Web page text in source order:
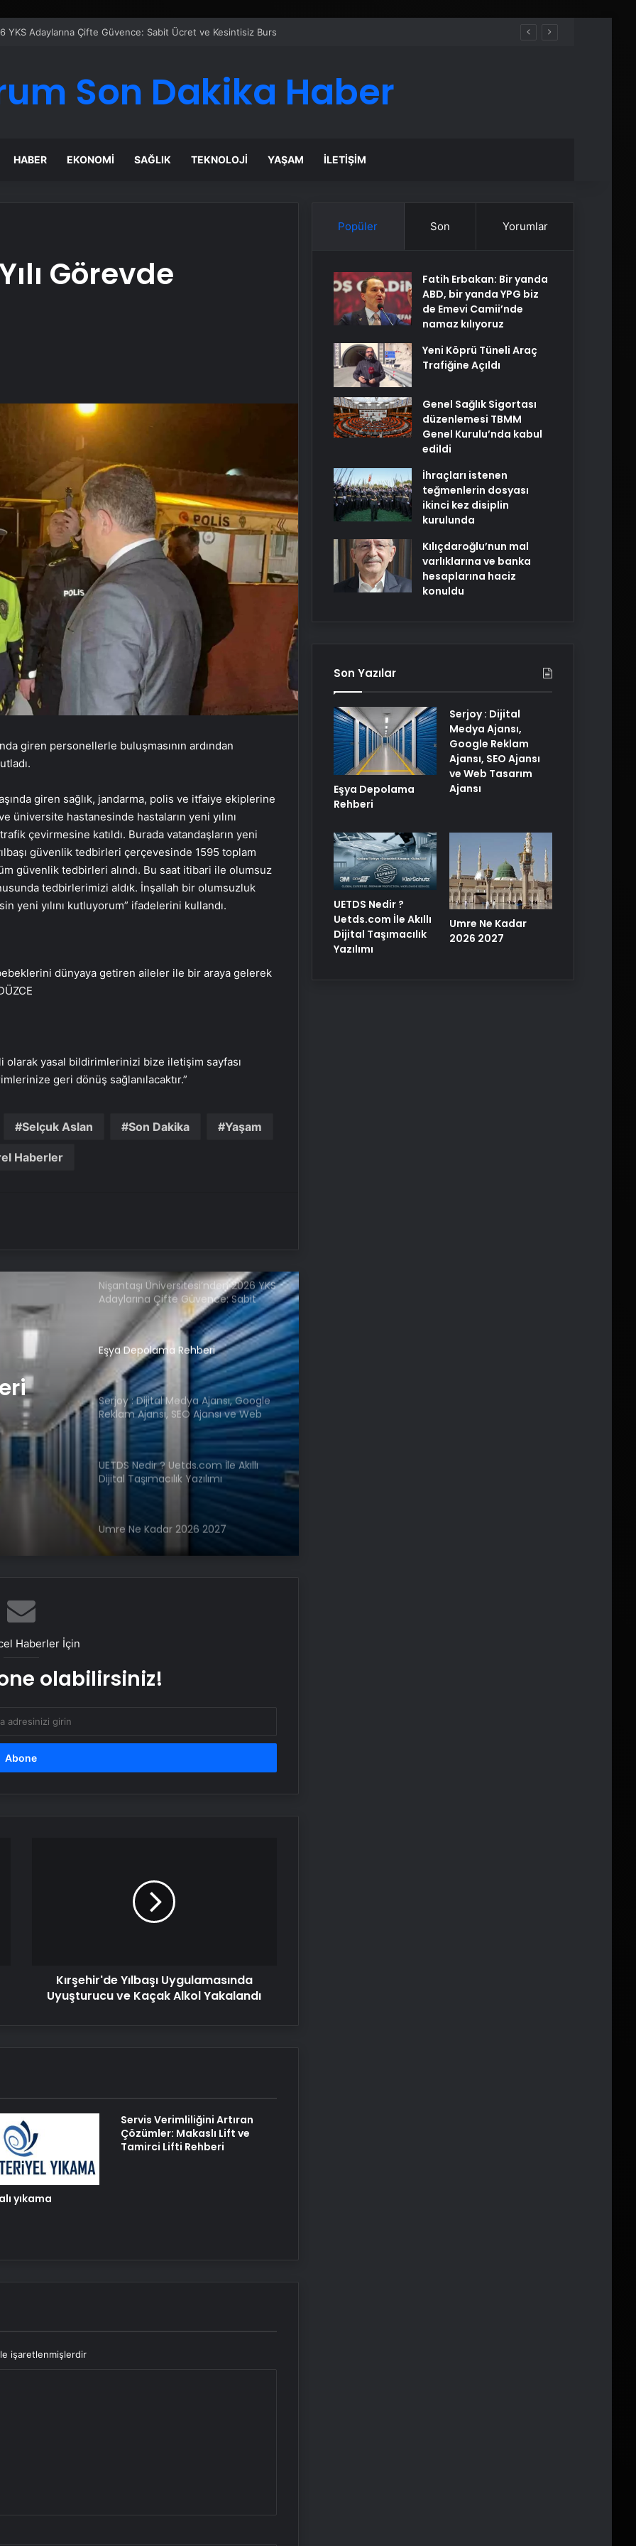
Son Dakika Haber
HABER EKONOMI SAĞLIK TEKNOLOJI YAŞAM İLETIŞIM
Görevde
giren personellerle buluşmasının ardından
giren sağlık, jandarma, polis ve itfaiye ekiplerine
hastanesinde hastaların yeni yılını
çevirmesine katıldı. Burada vatandaşların yeni
güvenlik tedbirleri çerçevesinde 1595 toplam
güvenlik tedbirleri alındı. Bu saat itibari ile olumsuz
tedbirlerimizi aldık. İnşallah bir olumsuzluk
yeni yılını kutluyorum” ifadelerini kullandı.
dünyaya getiren aileler ile bir araya gelerek
olarak yasal bildirimlerinizi bize iletişim sayfası
geri dönüş sağlanılacaktır.”
Selçuk Aslan Son Dakika Yaşam
Haberler
Vira Assistance’tan Türkiye
Nişantaşı Üniversitesi’nden 2026 YKS
Adaylarına Çifte Güvence: Sabit
Ücret ve Kesintisiz Burs
Eşya Depolama Rehberi
Serjoy : Dijital Medya Ajansı, Google
Reklam Ajansı, SEO Ajansı ve Web
Tasarım Ajansı
UETDS Nedir ? Uetds.com İle Akıllı
Dijital Taşımacılık Yazılımı
Umre Ne Kadar 2026 2027
Kaliteli ve Profesyonel Hizmetler
Nişantaşı Üniversitesi’nden 2026 YKS
Adaylarına Çifte Güvence: Sabit
Ücret ve Kesintisiz Burs
Serjoy : Dijital Medya Ajansı, Google
Umre Ne Kadar 2026 2027
Haberler İçin
olabilirsiniz!
Kırşehir'de Yılbaşı Uygulamasında
Uyuşturucu ve Kaçak Alkol Yakalandı
yıkama
Servis Verimliliğini Artıran
Çözümler: Makaslı Lift ve
Tamirci Lifti Rehberi
işaretlenmişlerdir
Popüler Son Yorumlar
Fatih Erbakan: Bir yanda
ABD, bir yanda YPG biz
de Emevi Camii’nde
namaz kılıyoruz
Yeni Köprü Tüneli Araç
Trafiğine Açıldı
Genel Sağlık Sigortası
düzenlemesi TBMM
Genel Kurulu’nda kabul
edildi
İhraçları istenen
teğmenlerin dosyası
ikinci kez disiplin
kurulunda
Kılıçdaroğlu’nun mal
varlıklarına ve banka
hesaplarına haciz
konuldu
Son Yazılar
Eşya Depolama
Rehberi
Serjoy : Dijital
Medya Ajansı,
Google Reklam
Ajansı, SEO Ajansı
ve Web Tasarım
Ajansı
UETDS Nedir ?
Uetds.com İle Akıllı
Dijital Taşımacılık
Yazılımı
Umre Ne Kadar
2026 2027